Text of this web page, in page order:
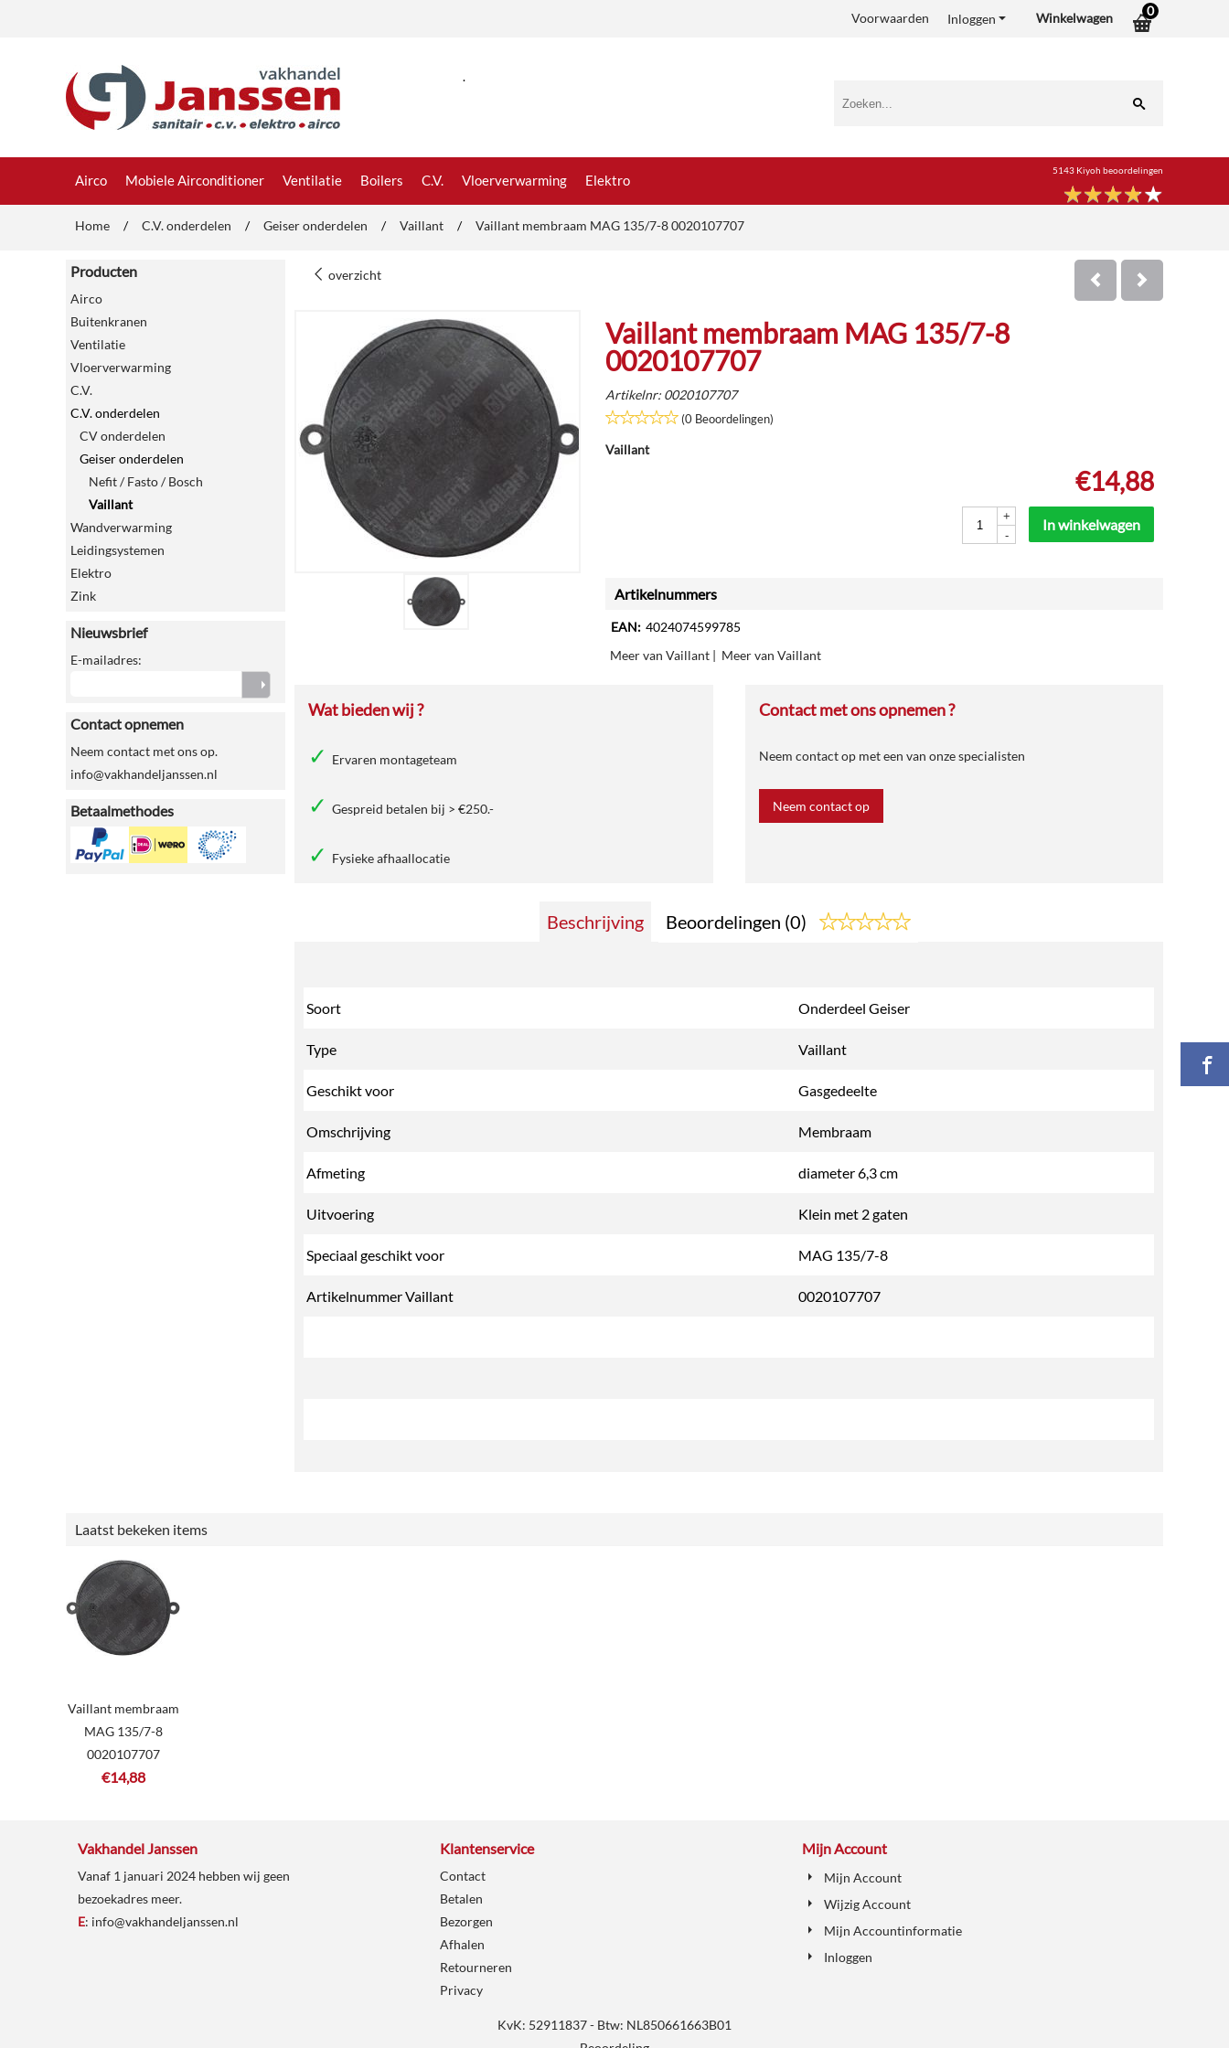
Winkelwagen 0
Inloggen
Voorwaarden
.
Airco Mobiele Airconditioner Ventilatie Boilers C.V. Vloerverwarming Elektro
5143 Kiyoh beoordelingen
★★★★★
★★★★★
Home / C.V. onderdelen / Geiser onderdelen / Vaillant / Vaillant membraam MAG 135/7-8 0020107707
Producten
Airco
Buitenkranen
Ventilatie
Vloerverwarming
C.V.
C.V. onderdelen
CV onderdelen
Geiser onderdelen
Nefit / Fasto / Bosch
Vaillant
Wandverwarming
Leidingsystemen
Elektro
Zink
Nieuwsbrief
E-mailadres:
Contact opnemen
Neem contact met ons op.
info@vakhandeljanssen.nl
Betaalmethodes
overzicht
Vaillant membraam MAG 135/7-8
0020107707
Artikelnr: 0020107707
(0 Beoordelingen)
Vaillant
€14,88
+
-
In winkelwagen
Artikelnummers
EAN: 4024074599785
Meer van Vaillant | Meer van Vaillant
Wat bieden wij ?
Ervaren montageteam
Gespreid betalen bij > €250.-
Fysieke afhaallocatie
Contact met ons opnemen ?
Neem contact op met een van onze specialisten
Neem contact op
Beschrijving Beoordelingen (0)
Soort Onderdeel Geiser
Type Vaillant
Geschikt voor Gasgedeelte
Omschrijving Membraam
Afmeting diameter 6,3 cm
Uitvoering Klein met 2 gaten
Speciaal geschikt voor MAG 135/7-8
Artikelnummer Vaillant 0020107707
Laatst bekeken items
Vaillant membraam
MAG 135/7-8
0020107707
€14,88
Vakhandel Janssen
Vanaf 1 januari 2024 hebben wij geen
bezoekadres meer.
E: info@vakhandeljanssen.nl
Klantenservice
Contact
Betalen
Bezorgen
Afhalen
Retourneren
Privacy
Mijn Account
Mijn Account
Wijzig Account
Mijn Accountinformatie
Inloggen
KvK: 52911837 - Btw: NL850661663B01